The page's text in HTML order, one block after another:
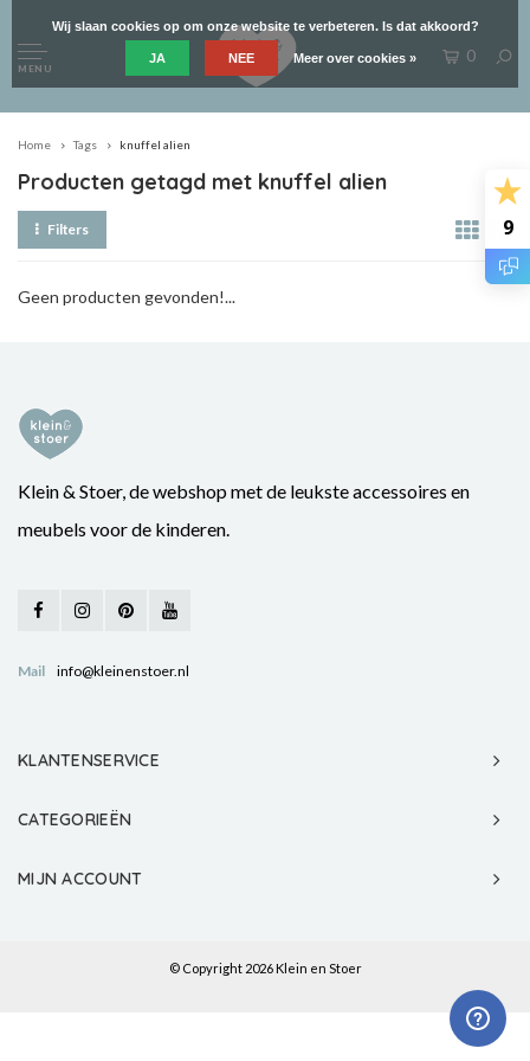
9
MENU
0
Home Tags knuffel alien
Producten getagd met knuffel alien
Filters
Geen producten gevonden!...
Klein & Stoer, de webshop met de leukste accessoires en
meubels voor de kinderen.
Mail info@kleinenstoer.nl
KLANTENSERVICE
CATEGORIEËN
MIJN ACCOUNT
© Copyright 2026 Klein en Stoer
Wij slaan cookies op om onze website te verbeteren. Is dat akkoord?
JA NEE Meer over cookies »